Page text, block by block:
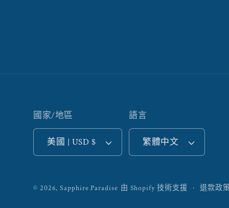
國家/地區
美國 | USD $
語言
繁體中文
© 2026,Sapphire Paradise 由 Shopify 技術支援 退款政